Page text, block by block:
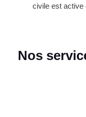
civile est active
Nos